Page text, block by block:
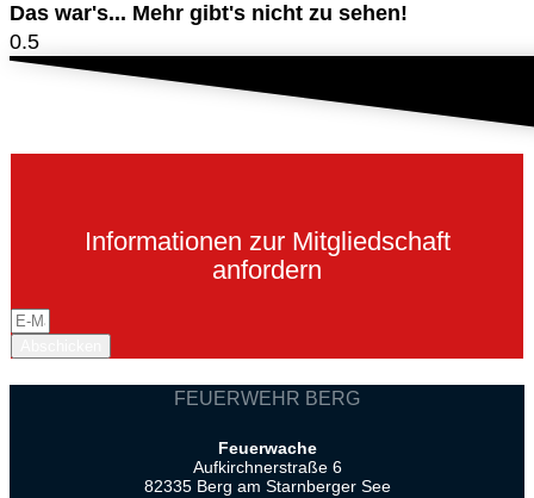
Das war's... Mehr gibt's nicht zu sehen!
Informationen zur Mitgliedschaft
anfordern
FEUERWEHR BERG
Feuerwache
Aufkirchnerstraße 6
82335 Berg am Starnberger See